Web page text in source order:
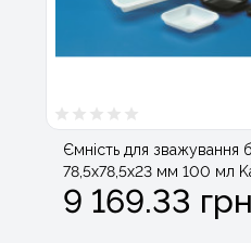
Ємність для зважування
78,5х78,5х23 мм 100 мл
9 169.33 грн